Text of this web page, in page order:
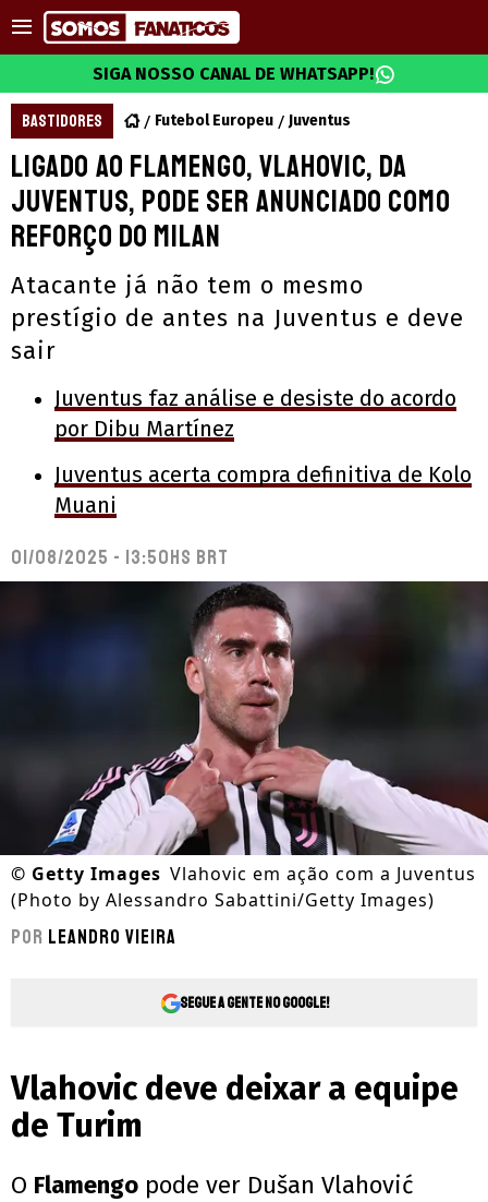
SIGA NOSSO CANAL DE WHATSAPP!
BASTIDORES Futebol Europeu Juventus
Ligado ao Flamengo, Vlahovic, da
Juventus, pode ser anunciado como
reforço do Milan
Atacante já não tem o mesmo
prestígio de antes na Juventus e deve
sair
Juventus faz análise e desiste do acordo
por Dibu Martínez
Juventus acerta compra definitiva de Kolo
Muani
01/08/2025 - 13:50hs BRT
© Getty Images Vlahovic em ação com a Juventus
(Photo by Alessandro Sabattini/Getty Images)
Por Leandro Vieira
Segue a gente no Google!
Vlahovic deve deixar a equipe
de Turim
O Flamengo pode ver Dušan Vlahović